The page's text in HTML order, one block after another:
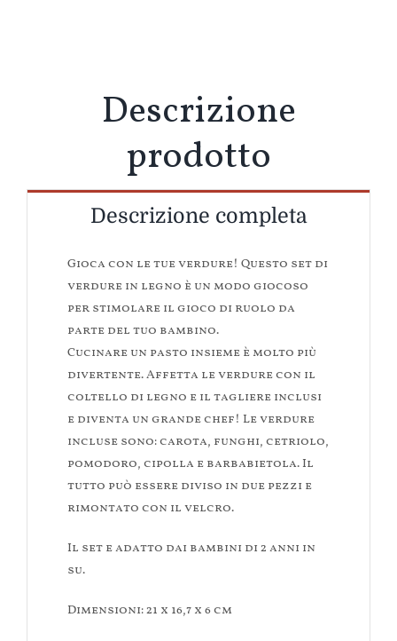
Descrizione
prodotto
Descrizione completa
Gioca con le tue verdure! Questo set di
verdure in legno è un modo giocoso
per stimolare il gioco di ruolo da
parte del tuo bambino.
Cucinare un pasto insieme è molto più
divertente.Affetta le verdure con il
coltello di legno e il tagliere inclusi
e diventa un grande chef! Le verdure
incluse sono: carota, funghi, cetriolo,
pomodoro, cipolla e barbabietola. Il
tutto può essere diviso in due pezzi e
rimontato con il velcro.
Il set e adatto dai bambini di 2 anni in
su.
Dimensioni: 21 x 16,7 x 6 cm